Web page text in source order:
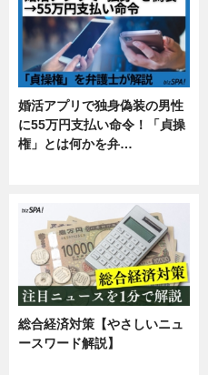
婚活アプリで独身偽装の男性
に55万円支払い命令！「貞操
権」とは何かを弁…
総合経済対策【やさしいニュ
ースワード解説】